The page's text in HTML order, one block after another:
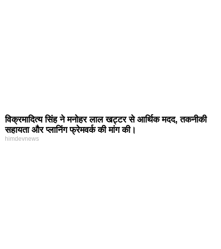
विक्रमादित्य सिंह ने मनोहर लाल खट्टर से आर्थिक मदद, तकनीकी
सहायता और प्लानिंग फ्रेमवर्क की मांग की।
himdevnews